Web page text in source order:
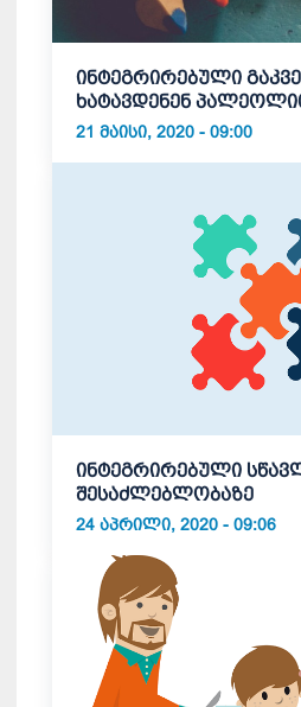
ინტეგრირებული
ხატავდენენ
21 ᲛᲐᲘᲡᲘ, 2020 - 09:00
ინტეგრირებული
შესაძლებლობაზე
24 ᲐᲞᲠᲘᲚᲘ, 2020 - 09:06